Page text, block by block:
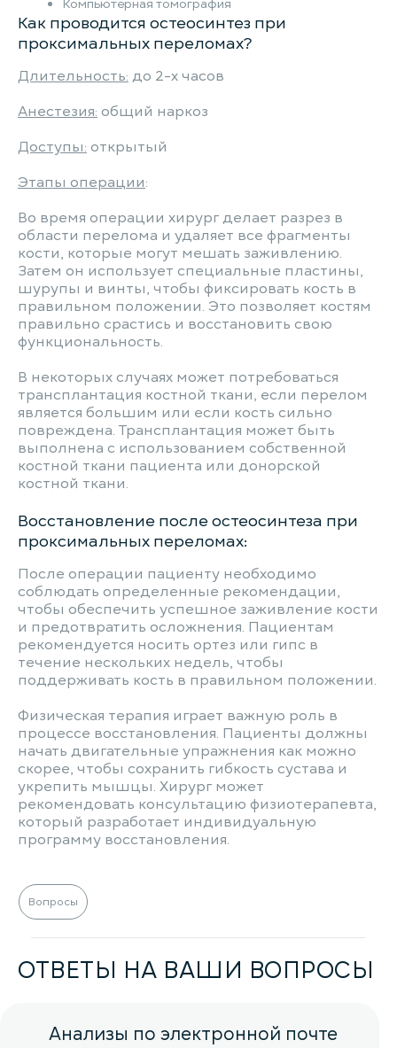
Компьютерная томография
Как проводится остеосинтез при
проксимальных переломах?
Длительность: до 2-х часов
Анестезия: общий наркоз
Доступы: открытый
Этапы операции:
Во время операции хирург делает разрез в
области перелома и удаляет все фрагменты
кости, которые могут мешать заживлению.
Затем он использует специальные пластины,
шурупы и винты, чтобы фиксировать кость в
правильном положении. Это позволяет костям
правильно срастись и восстановить свою
функциональность.
В некоторых случаях может потребоваться
трансплантация костной ткани, если перелом
является большим или если кость сильно
повреждена. Трансплантация может быть
выполнена с использованием собственной
костной ткани пациента или донорской
костной ткани.
Восстановление после остеосинтеза при
проксимальных переломах:
После операции пациенту необходимо
соблюдать определенные рекомендации,
чтобы обеспечить успешное заживление кости
и предотвратить осложнения. Пациентам
рекомендуется носить ортез или гипс в
течение нескольких недель, чтобы
поддерживать кость в правильном положении.
Физическая терапия играет важную роль в
процессе восстановления. Пациенты должны
начать двигательные упражнения как можно
скорее, чтобы сохранить гибкость сустава и
укрепить мышцы. Хирург может
рекомендовать консультацию физиотерапевта,
который разработает индивидуальную
программу восстановления.
Вопросы
ОТВЕТЫ НА ВАШИ ВОПРОСЫ
Анализы по электронной почте